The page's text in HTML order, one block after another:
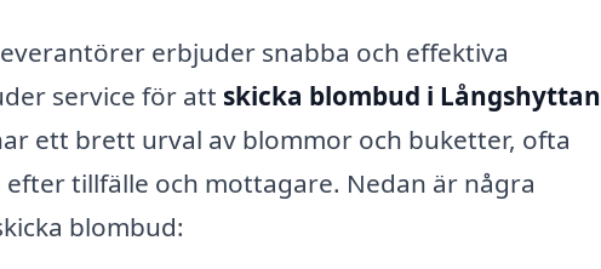
erbjuder snabba och effektiva
service för att skicka blombud i Långshyttan
ett brett urval av blommor och buketter, ofta
tillfälle och mottagare. Nedan är några
blombud: